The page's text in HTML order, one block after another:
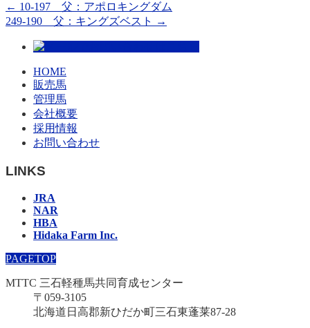
← 10-197 父：アポロキングダム
249-190 父：キングズベスト
→
HOME
販売馬
管理馬
会社概要
採用情報
お問い合わせ
LINKS
JRA
NAR
HBA
Hidaka Farm Inc.
PAGETOP
MTTC 三石軽種馬共同育成センター
〒059-3105
北海道日高郡新ひだか町三石東蓬莱87-28